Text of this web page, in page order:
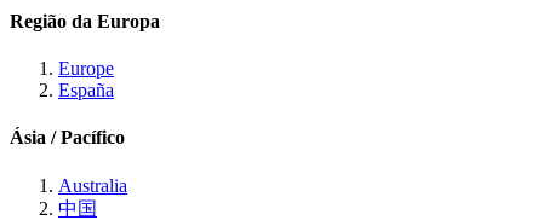
Região da Europa
Europe
España
Ásia / Pacífico
Australia
中国